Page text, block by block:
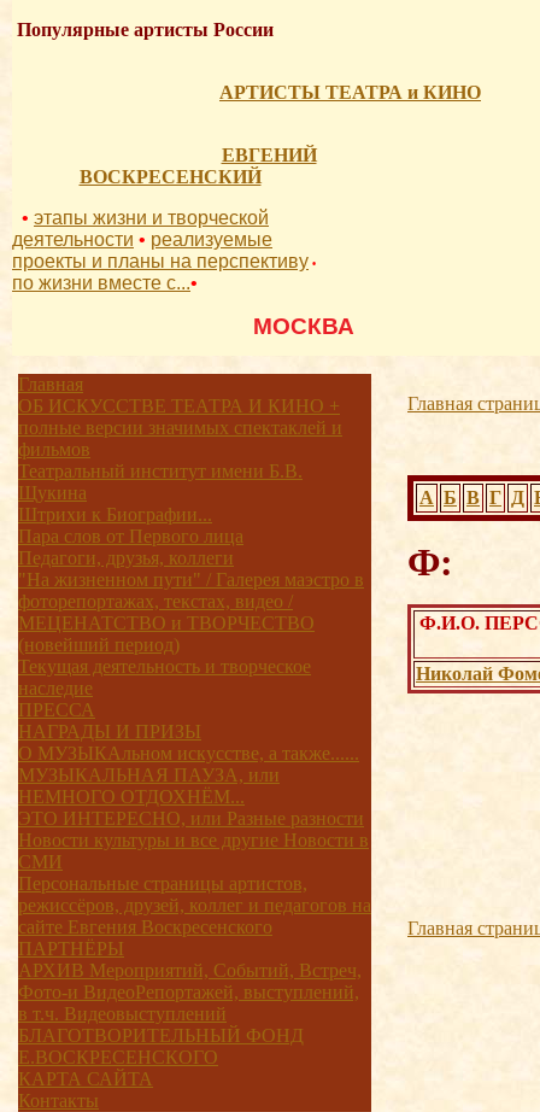
Популярные артисты России
АРТИСТЫ ТЕАТРА и КИНО
ЕВГЕНИЙ
ВОСКРЕСЕНСКИЙ
• этапы жизни и творческой
деятельности • реализуемые
проекты и планы на перспективу •
по жизни вместе с...•
          МОСКВА
Главная
ОБ ИСКУССТВЕ ТЕАТРА И КИНО +
полные версии значимых спектаклей и
фильмов
Театральный институт имени Б.В.
Щукина
Штрихи к Биографии...
Пара слов от Первого лица
Педагоги, друзья, коллеги
"На жизненном пути" / Галерея маэстро в
фоторепортажах, текстах, видео /
МЕЦЕНАТСТВО и ТВОРЧЕСТВО
(новейший период)
Текущая деятельность и творческое
наследие
ПРЕССА
НАГРАДЫ И ПРИЗЫ
О МУЗЫКАльном искусстве, а также......
МУЗЫКАЛЬНАЯ ПАУЗА, или
НЕМНОГО ОТДОХНЁМ...
ЭТО ИНТЕРЕСНО, или Разные разности
Новости культуры и все другие Новости в
СМИ
Персональные страницы артистов,
режиссёров, друзей, коллег и педагогов на
сайте Евгения Воскресенского
ПАРТНЁРЫ
АРХИВ Мероприятий, Событий, Встреч,
Фото-и ВидеоРепортажей, выступлений,
в т.ч. Видеовыступлений
БЛАГОТВОРИТЕЛЬНЫЙ ФОНД
Е.ВОСКРЕСЕНСКОГО
КАРТА САЙТА
Контакты
Главная
А Б В Г Д
Ф.И.О.
Николай
Главная